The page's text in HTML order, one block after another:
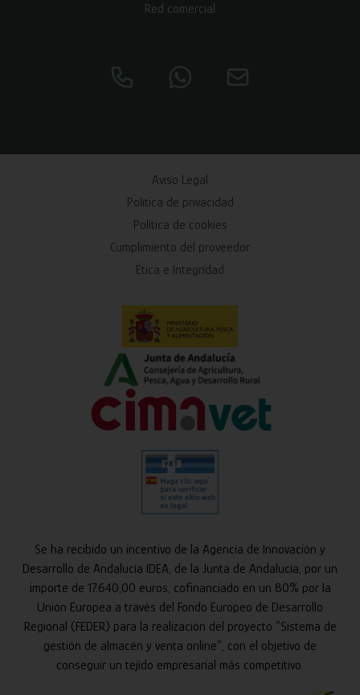
Red comercial
Aviso Legal
Política de privacidad
Política de cookies
Cumplimiento del proveedor
Ética e Integridad
Se ha recibido un incentivo de la Agencia de Innovación y
Desarrollo de Andalucía IDEA, de la Junta de Andalucía, por un
importe de 17.640,00 euros, cofinanciado en un 80% por la
Unión Europea a través del Fondo Europeo de Desarrollo
Regional (FEDER) para la realización del proyecto “Sistema de
gestión de almacén y venta online”, con el objetivo de
conseguir un tejido empresarial más competitivo.